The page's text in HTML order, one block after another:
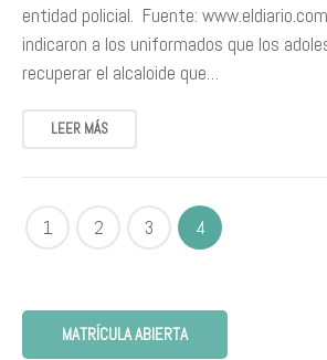
entidad policial. Fuente:
indicaron a los uniformados que los
recuperar el alcaloide que…
LEER MÁS
1 2 3 4
MATRÍCULA ABIERTA